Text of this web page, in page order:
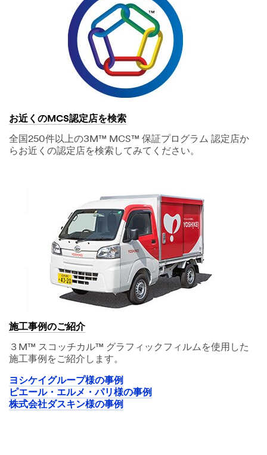
お近くのMCS認定店を検索
全国250件以上の3M™ MCS™ 保証プログラム 認定店か
らお近くの認定店を検索してみてください。
施工事例のご紹介
３M™ スコッチカル™ グラフィックフィルムを使用した
施工事例をご紹介します。
ヨシケイグループ様の事例
ピエール・エルメ・パリ様の事例
株式会社ダスキン様の事例